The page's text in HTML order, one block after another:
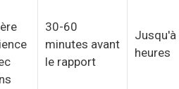
30-60
minutes avant
le rapport
Jusqu'à
heures